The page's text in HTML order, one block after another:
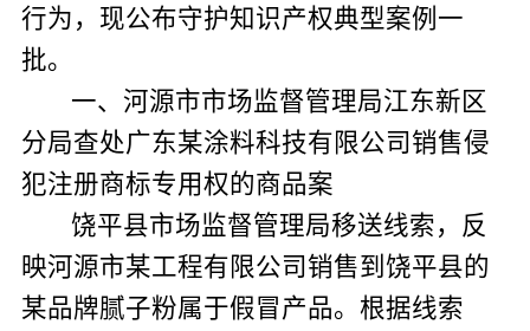
行为，现公布守护知识产权典型案例一
批。
一、河源市市场监督管理局江东新区
分局查处广东某涂料科技有限公司销售侵
犯注册商标专用权的商品案
饶平县市场监督管理局移送线索，反
映河源市某工程有限公司销售到 饶平县的
某品牌腻子粉属于假冒产品。根据线索